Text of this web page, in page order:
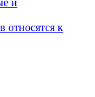
и
относятся к